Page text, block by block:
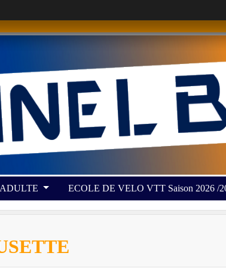
ECOLE DE VELO VTT Saison